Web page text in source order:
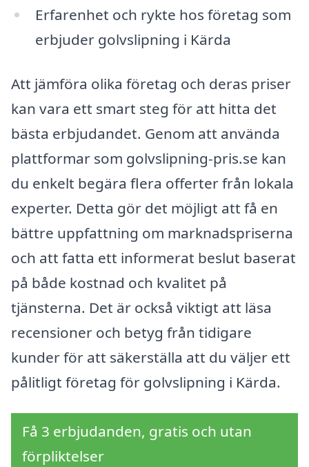
Erfarenhet och rykte hos företag som
erbjuder golvslipning i Kärda
Att jämföra olika företag och deras priser
kan vara ett smart steg för att hitta det
bästa erbjudandet. Genom att använda
plattformar som golvslipning-pris.se kan
du enkelt begära flera offerter från lokala
experter. Detta gör det möjligt att få en
bättre uppfattning om marknadspriserna
och att fatta ett informerat beslut baserat
på både kostnad och kvalitet på
tjänsterna. Det är också viktigt att läsa
recensioner och betyg från tidigare
kunder för att säkerställa att du väljer ett
pålitligt företag för golvslipning i Kärda.
Få 3 erbjudanden, gratis och utan
förpliktelser